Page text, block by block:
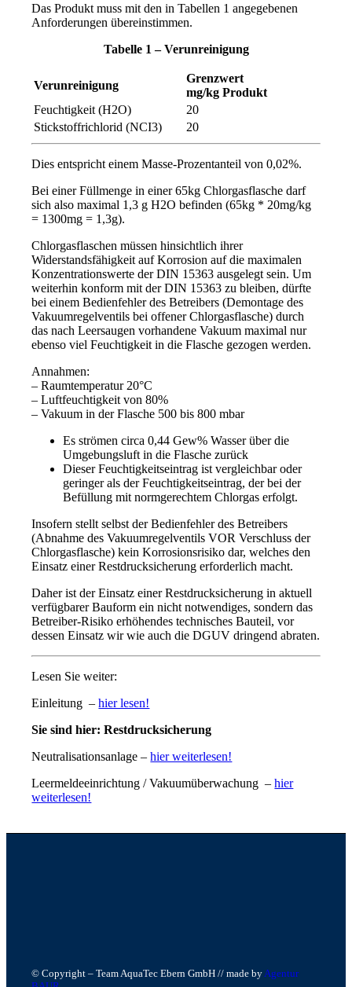
Das Produkt muss mit den in Tabellen 1 angegebenen
Anforderungen übereinstimmen.
Tabelle 1 – Verunreinigung
Verunreinigung
Grenzwert
mg/kg Produkt
Feuchtigkeit (H2O)
20
Stickstoffrichlorid (NCI3)
20
Dies entspricht einem Masse-Prozentanteil von 0,02%.
Bei einer Füllmenge in einer 65kg Chlorgasflasche darf
sich also maximal 1,3 g H2O befinden (65kg * 20mg/kg
= 1300mg = 1,3g).
Chlorgasflaschen müssen hinsichtlich ihrer
Widerstandsfähigkeit auf Korrosion auf die maximalen
Konzentrationswerte der DIN 15363 ausgelegt sein. Um
weiterhin konform mit der DIN 15363 zu bleiben, dürfte
bei einem Bedienfehler des Betreibers (Demontage des
Vakuumregelventils bei offener Chlorgasflasche) durch
das nach Leersaugen vorhandene Vakuum maximal nur
ebenso viel Feuchtigkeit in die Flasche gezogen werden.
Annahmen:
– Raumtemperatur 20°C
– Luftfeuchtigkeit von 80%
– Vakuum in der Flasche 500 bis 800 mbar
Es strömen circa 0,44 Gew% Wasser über die
Umgebungsluft in die Flasche zurück
Dieser Feuchtigkeitseintrag ist vergleichbar oder
geringer als der Feuchtigkeitseintrag, der bei der
Befüllung mit normgerechtem Chlorgas erfolgt.
Insofern stellt selbst der Bedienfehler des Betreibers
(Abnahme des Vakuumregelventils VOR Verschluss der
Chlorgasflasche) kein Korrosionsrisiko dar, welches den
Einsatz einer Restdrucksicherung erforderlich macht.
Daher ist der Einsatz einer Restdrucksicherung in aktuell
verfügbarer Bauform ein nicht notwendiges, sondern das
Betreiber-Risiko erhöhendes technisches Bauteil, vor
dessen Einsatz wir wie auch die DGUV dringend abraten.
Lesen Sie weiter:
Einleitung –hier lesen!
Sie sind hier: Restdrucksicherung
Neutralisationsanlage –hier weiterlesen!
Leermeldeeinrichtung / Vakuumüberwachung –hier
weiterlesen!
© Copyright – Team AquaTec Ebern GmbH // made by Agentur